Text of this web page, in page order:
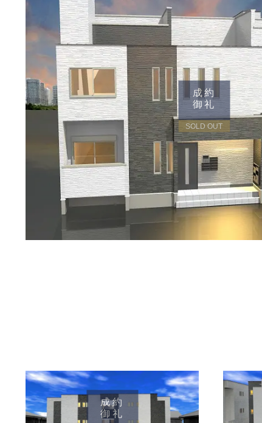
成約
御礼
SOLD OUT
成約
御礼